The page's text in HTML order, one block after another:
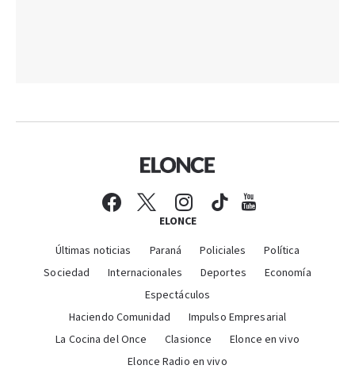
ELONCE
Últimas noticias Paraná Policiales
Política
Sociedad
Internacionales Deportes
Economía
Espectáculos
Haciendo Comunidad
Impulso Empresarial
La Cocina del Once
Clasionce
Elonce en vivo
Elonce Radio en vivo